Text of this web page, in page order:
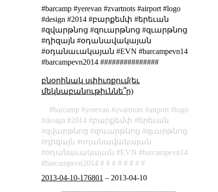
#barcamp #yerevan #zvartnots #airport #logo
#design #2014 #բարքեմփ #երեւան
#զվարթնոց #զուարթնոց #զւարթնոց
#դիզայն #օդանավակայան
#օդանաւակայան #EVN #barcampevn14
#barcampevn2014 ###############
բնօրինակ սփիւռքում(եւ
մեկնաբանութիւննե՞ր)
barcamp yerevan zvartnots airport
logo
design
2014 բարքեմփ
երեւան
զվարթնոց
զուարթնոց
զւարթնոց
դիզայն
օդանավակայան
օդանաւակայան
EVN
barcampevn14
barcampevn2014
2013-04-10-176801 – 2013-04-10